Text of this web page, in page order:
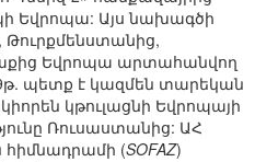
Եվրոպա: Այս նախագծի
Թուրքմենստանից,
Եվրոպա արտահանվող
պետք է կազմեն տարեկան
կթուլացնի Եվրոպայի
Ռուսաստանից: ԱՀ
(SOFAZ)